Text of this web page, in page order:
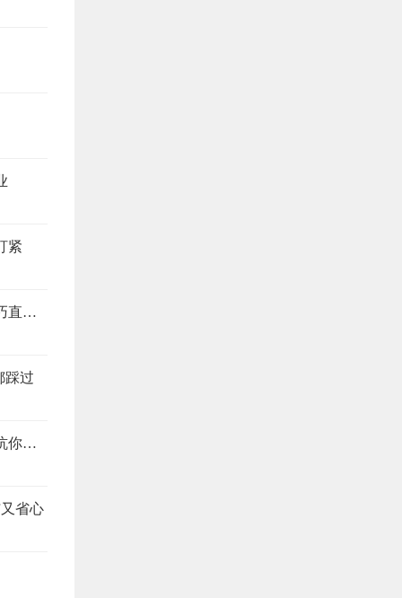
紧
装修别当冤大头，这4个地方最易踩坑，避坑技巧直接抄
踩过
装修公司预算报价怎么看？搞懂这4个地方，想坑你都难
省心